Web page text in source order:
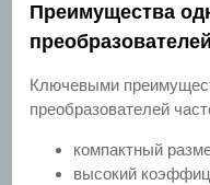
Преимущества
Ключевыми
преобразователей
компактный
высокий